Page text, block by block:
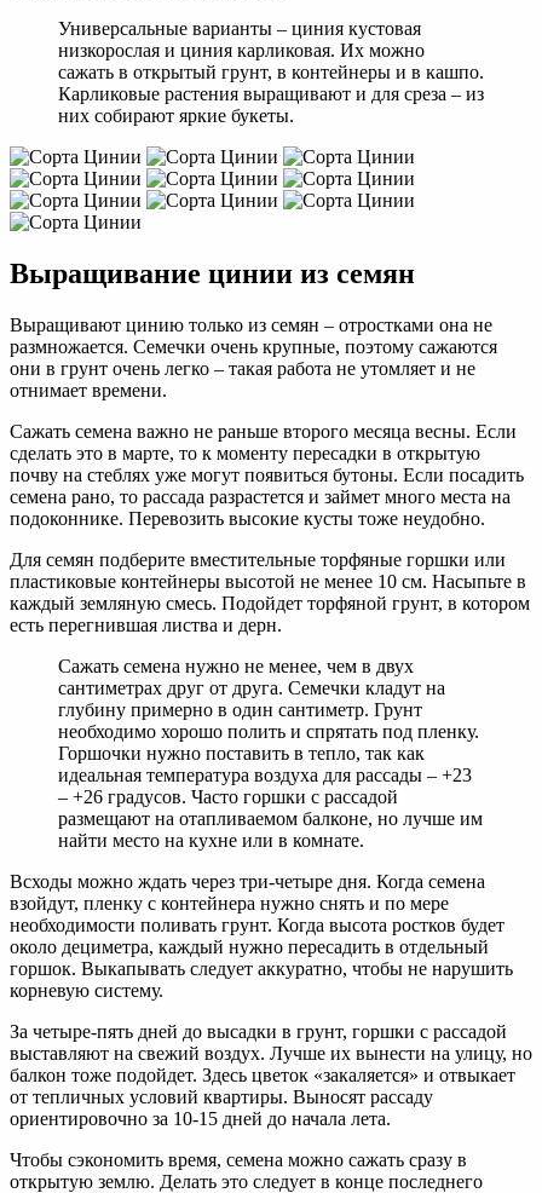
Универсальные варианты – циния кустовая
низкорослая и циния карликовая. Их можно
сажать в открытый грунт, в контейнеры и в кашпо.
Карликовые растения выращивают и для среза – из
них собирают яркие букеты.
Выращивание цинии из семян
Выращивают цинию только из семян – отростками она не
размножается. Семечки очень крупные, поэтому сажаются
они в грунт очень легко – такая работа не утомляет и не
отнимает времени.
Сажать семена важно не раньше второго месяца весны. Если
сделать это в марте, то к моменту пересадки в открытую
почву на стеблях уже могут появиться бутоны. Если посадить
семена рано, то рассада разрастется и займет много места на
подоконнике. Перевозить высокие кусты тоже неудобно.
Для семян подберите вместительные торфяные горшки или
пластиковые контейнеры высотой не менее 10 см. Насыпьте в
каждый земляную смесь. Подойдет торфяной грунт, в котором
есть перегнившая листва и дерн.
Сажать семена нужно не менее, чем в двух
сантиметрах друг от друга. Семечки кладут на
глубину примерно в один сантиметр. Грунт
необходимо хорошо полить и спрятать под пленку.
Горшочки нужно поставить в тепло, так как
идеальная температура воздуха для рассады – +23
– +26 градусов. Часто горшки с рассадой
размещают на отапливаемом балконе, но лучше им
найти место на кухне или в комнате.
Всходы можно ждать через три-четыре дня. Когда семена
взойдут, пленку с контейнера нужно снять и по мере
необходимости поливать грунт. Когда высота ростков будет
около дециметра, каждый нужно пересадить в отдельный
горшок. Выкапывать следует аккуратно, чтобы не нарушить
корневую систему.
За четыре-пять дней до высадки в грунт, горшки с рассадой
выставляют на свежий воздух. Лучше их вынести на улицу, но
балкон тоже подойдет. Здесь цветок «закаляется» и отвыкает
от тепличных условий квартиры. Выносят рассаду
ориентировочно за 10-15 дней до начала лета.
Чтобы сэкономить время, семена можно сажать сразу в
открытую землю. Делать это следует в конце последнего